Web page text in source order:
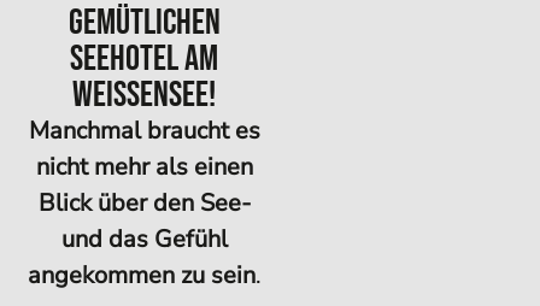
gemütlichen
Seehotel am
Weissensee!
Manchmal braucht es
nicht mehr als einen
Blick über den See-
und das Gefühl
angekommen zu sein.